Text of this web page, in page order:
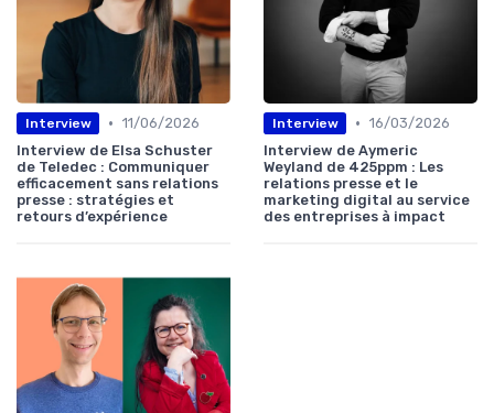
Interview • 11/06/2026
Interview de Elsa Schuster
de Teledec : Communiquer
efficacement sans relations
presse : stratégies et
retours d’expérience
Interview • 16/03/2026
Interview de Aymeric
Weyland de 425ppm : Les
relations presse et le
marketing digital au service
des entreprises à impact